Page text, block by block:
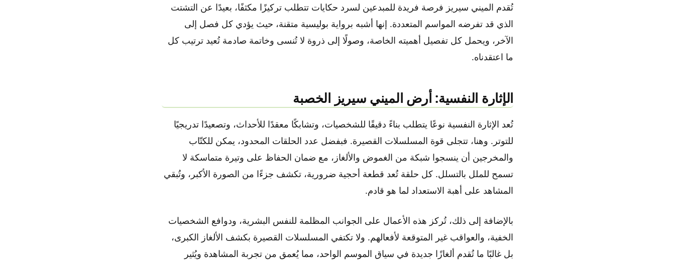
تُقدم الميني سيريز فرصة فريدة للمبدعين لسرد حكايات تتطلب تركيزًا مكثفًا، بعيدًا عن التشتت
الذي قد تفرضه المواسم المتعددة. إنها أشبه برواية بوليسية متقنة، حيث يؤدي كل فصل إلى
الآخر، ويحمل كل تفصيل أهميته الخاصة، وصولًا إلى ذروة لا تُنسى وخاتمة صادمة تُعيد ترتيب كل
ما اعتقدناه.
الإثارة النفسية: أرض الميني سيريز الخصبة
تُعد الإثارة النفسية نوعًا يتطلب بناءً دقيقًا للشخصيات، وتشابكًا معقدًا للأحداث، وتصعيدًا تدريجيًا
للتوتر. وهنا، تتجلى قوة المسلسلات القصيرة. فبفضل عدد الحلقات المحدود، يمكن للكتّاب
والمخرجين أن ينسجوا شبكة من الغموض والألغاز، مع ضمان الحفاظ على وتيرة متماسكة لا
تسمح للملل بالتسلل. كل حلقة تُعد قطعة أحجية ضرورية، تكشف جزءًا من الصورة الأكبر، وتُبقي
المشاهد على أهبة الاستعداد لما هو قادم.
بالإضافة إلى ذلك، تُركز هذه الأعمال على الجوانب المظلمة للنفس البشرية، ودوافع الشخصيات
الخفية، والعواقب غير المتوقعة لأفعالهم. ولا تكتفي المسلسلات القصيرة بكشف الألغاز الكبرى،
بل غالبًا ما تُقدم ألغازًا جديدة في سياق الموسم الواحد، مما يُعمق من تجربة المشاهدة ويُثير